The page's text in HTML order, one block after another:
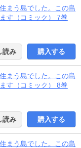
まう島でした。この島
す（コミック） 7巻
み 購入する
まう島でした。この島
す（コミック） 8巻
み 購入する
まう島でした。この島